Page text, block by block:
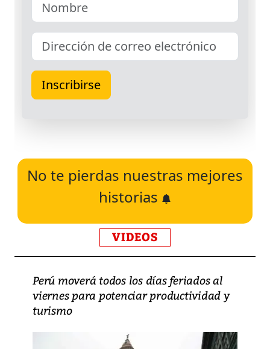
No te pierdas nuestras mejores
historias
VIDEOS
Perú moverá todos los días feriados al
viernes para potenciar productividad y
turismo